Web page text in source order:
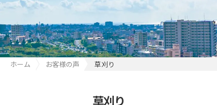
ホーム お客様の声 草刈り
草刈り